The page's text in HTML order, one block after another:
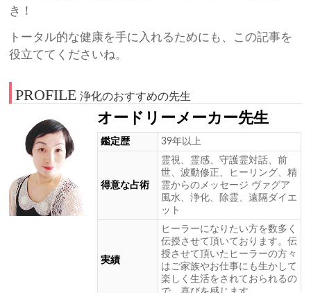
き！
トータル的な健康を手に入れるためにも、この記事を
役立ててくださいね。
PROFILE 浄化のおすすめの先生
オードリーメーカー先生
鑑定歴 39年以上
得意な占術
霊視、霊感、守護霊対話、前
世、波動修正、ヒーリング、精
霊からのメッセージ ヴァグア
風水、浄化、除霊、遠隔ダイエ
ット
実績
ヒーラーになりたい方を数多く
伝授させて頂いております。伝
授させて頂いたヒーラーの方々
はご家族やお仕事にも生かして
楽しく生活をされておられるの